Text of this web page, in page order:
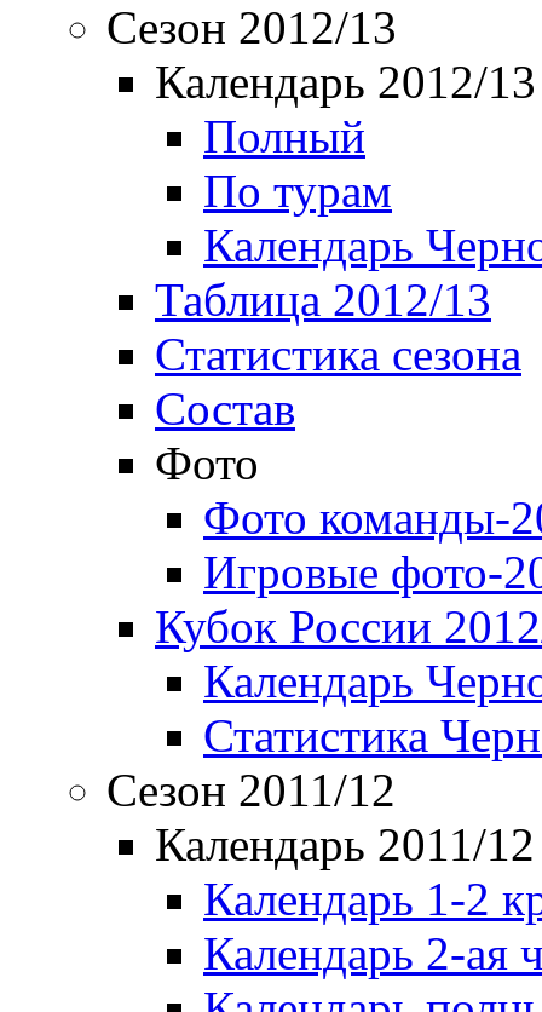
Сезон 2012/13
Календарь 2012/13
Полный
По турам
Календарь
Таблица 2012/13
Статистика сезона
Состав
Фото
Фото команды-
Игровые фото-
Кубок России
Календарь
Статистика
Сезон 2011/12
Календарь 2011/12
Календарь 1-2
Календарь 2-ая